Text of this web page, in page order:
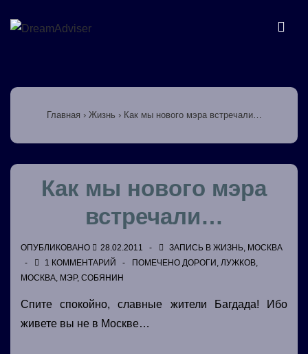
Перейти
содержимому
навигация
Главная › Жизнь › Как мы нового мэра встречали…
Как мы нового мэра
встречали…
ОПУБЛИКОВАНО 28.02.2011 ЗАПИСЬ В ЖИЗНЬ, МОСКВА
1 КОММЕНТАРИЙ
ПОМЕЧЕНО ДОРОГИ , ЛУЖКОВ,
МОСКВА, МЭР, СОБЯНИН
Спите спокойно, славные жители Багдада! Ибо
живете вы не в Москве…